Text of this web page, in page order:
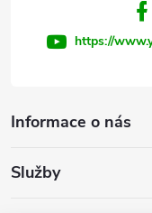
Informace o nás
Služby
https://